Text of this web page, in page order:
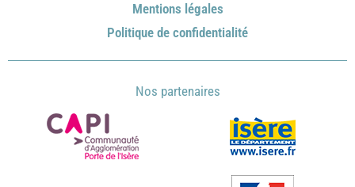
Mentions légales
Politique de confidentialité
Nos partenaires